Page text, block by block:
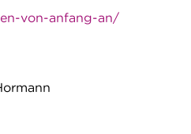
von-anfang-an/